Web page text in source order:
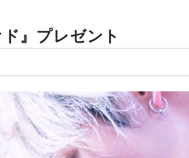
ド』プレゼント